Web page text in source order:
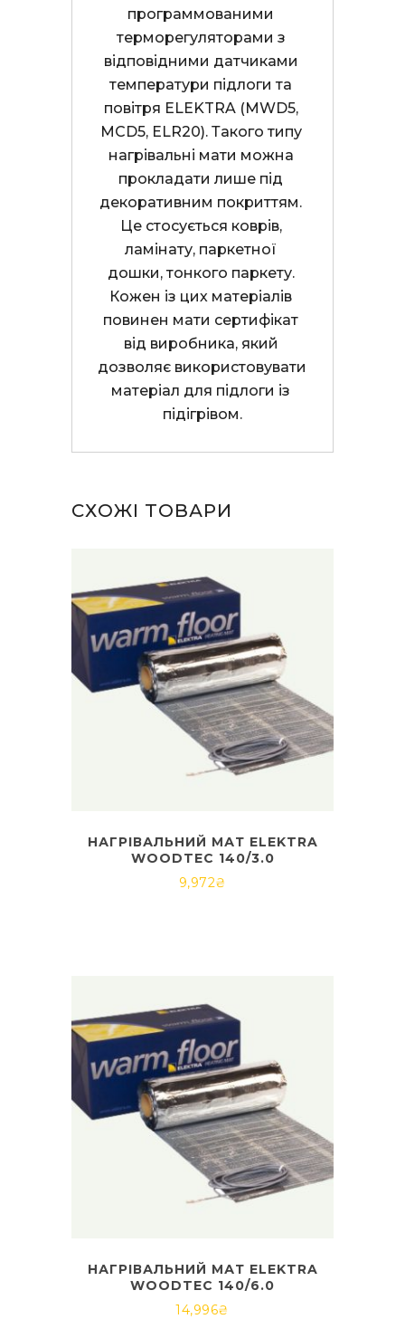
программованими
терморегуляторами з
відповідними датчиками
температури підлоги та
повітря ELEKTRA (MWD5,
MCD5, ELR20). Такого типу
нагрівальні мати можна
прокладати лише під
декоративним покриттям.
Це стосується коврів,
ламінату, паркетної
дошки, тонкого паркету.
Кожен із цих матеріалів
повинен мати сертифікат
від виробника, який
дозволяє використовувати
матеріал для підлоги із
підігрівом.
СХОЖІ ТОВАРИ
НАГРІВАЛЬНИЙ МАТ ELEKTRA
WOODTEC 140/3.0
9,972₴
НАГРІВАЛЬНИЙ МАТ ELEKTRA
WOODTEC 140/6.0
14,996₴